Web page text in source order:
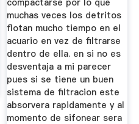
compactarse por lo que
muchas veces los detritos
flotan mucho tiempo en el
acuario en vez de filtrarse
dentro de ella. en si no es
desventaja a mi parecer
pues si se tiene un buen
sistema de filtracion este
absorvera rapidamente y al
momento de sifonear sera